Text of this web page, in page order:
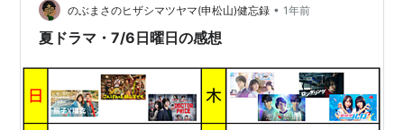
乗った女…のぶまさのヒザシマツヤマ(申松山)健忘録 • 1年前
夏ドラマ・7/6日曜日の感想